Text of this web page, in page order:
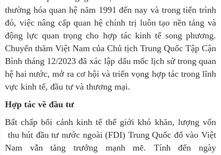
thường hóa quan hệ năm 1991 đến nay và trong tiến trình
đó, việc nâng cấp quan hệ chính trị luôn tạo nền tảng và
động lực quan trọng cho hợp tác kinh tế song phương.
Chuyến thăm Việt Nam của Chủ tịch Trung Quốc Tập Cận
Bình tháng 12/2023 đã xác lập dấu mốc lịch sử trong quan
hệ hai nước, mở ra cơ hội và triển vọng hợp tác tronglĩnh
vực kinh tế, đầu tư và thương mại.
Hợp tác về đầu tư
Bất chấp bối cảnh kinh tế thế giới khó khăn, lượng vốn
thu hút đầu tư nước ngoài (FDI) Trung Quốc đổ vào Việt
Nam vẫn tăng trưởng mạnh mẽ. Tính đến ngày